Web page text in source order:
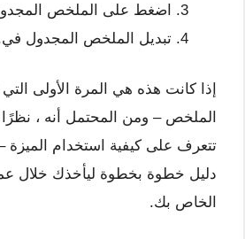
اضغط على الملخص
تبديل الملخص المجدول
إذا كانت هذه هي المرة الأولى
الملخص – ومن المحتمل أنه ، نظرًا
تتعرف على كيفية استخدام
دليل خطوة بخطوة ليأخذك خلال
الخاص بك.